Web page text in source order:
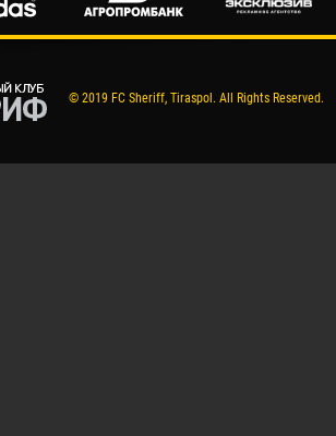
© 2019 FC Sheriff, Tiraspol. All Rights Reserved.